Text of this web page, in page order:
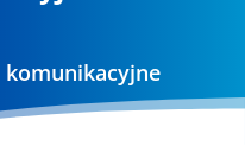
komunikacyjne